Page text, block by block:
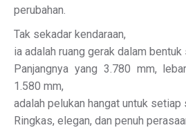
perubahan.
Tak sekadar kendaraan,
ia adalah ruang gerak dalam bentuk
Panjangnya yang 3.780 mm,
1.580 mm,
adalah pelukan hangat untuk setiap
Ringkas, elegan, dan penuh